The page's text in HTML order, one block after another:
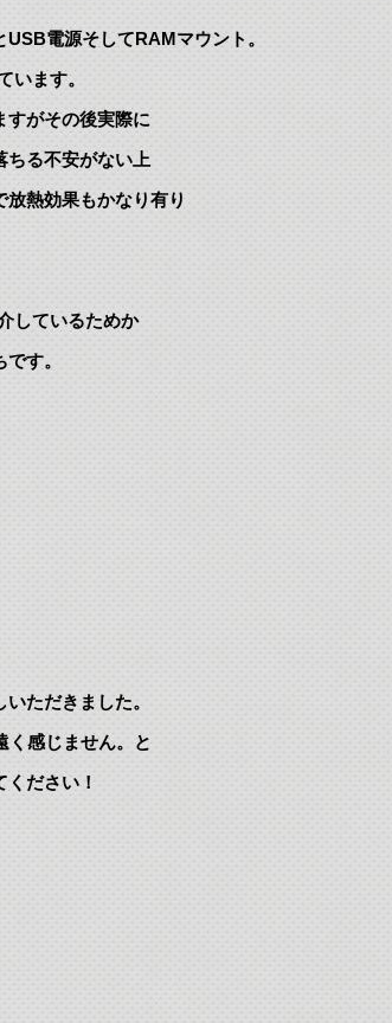
USB電源そしてRAMマウント。
います。
すがその後実際に
る不安がない上
放熱効果もかなり有り
しているためか
です。
ただきました。
く感じません。と
ださい！